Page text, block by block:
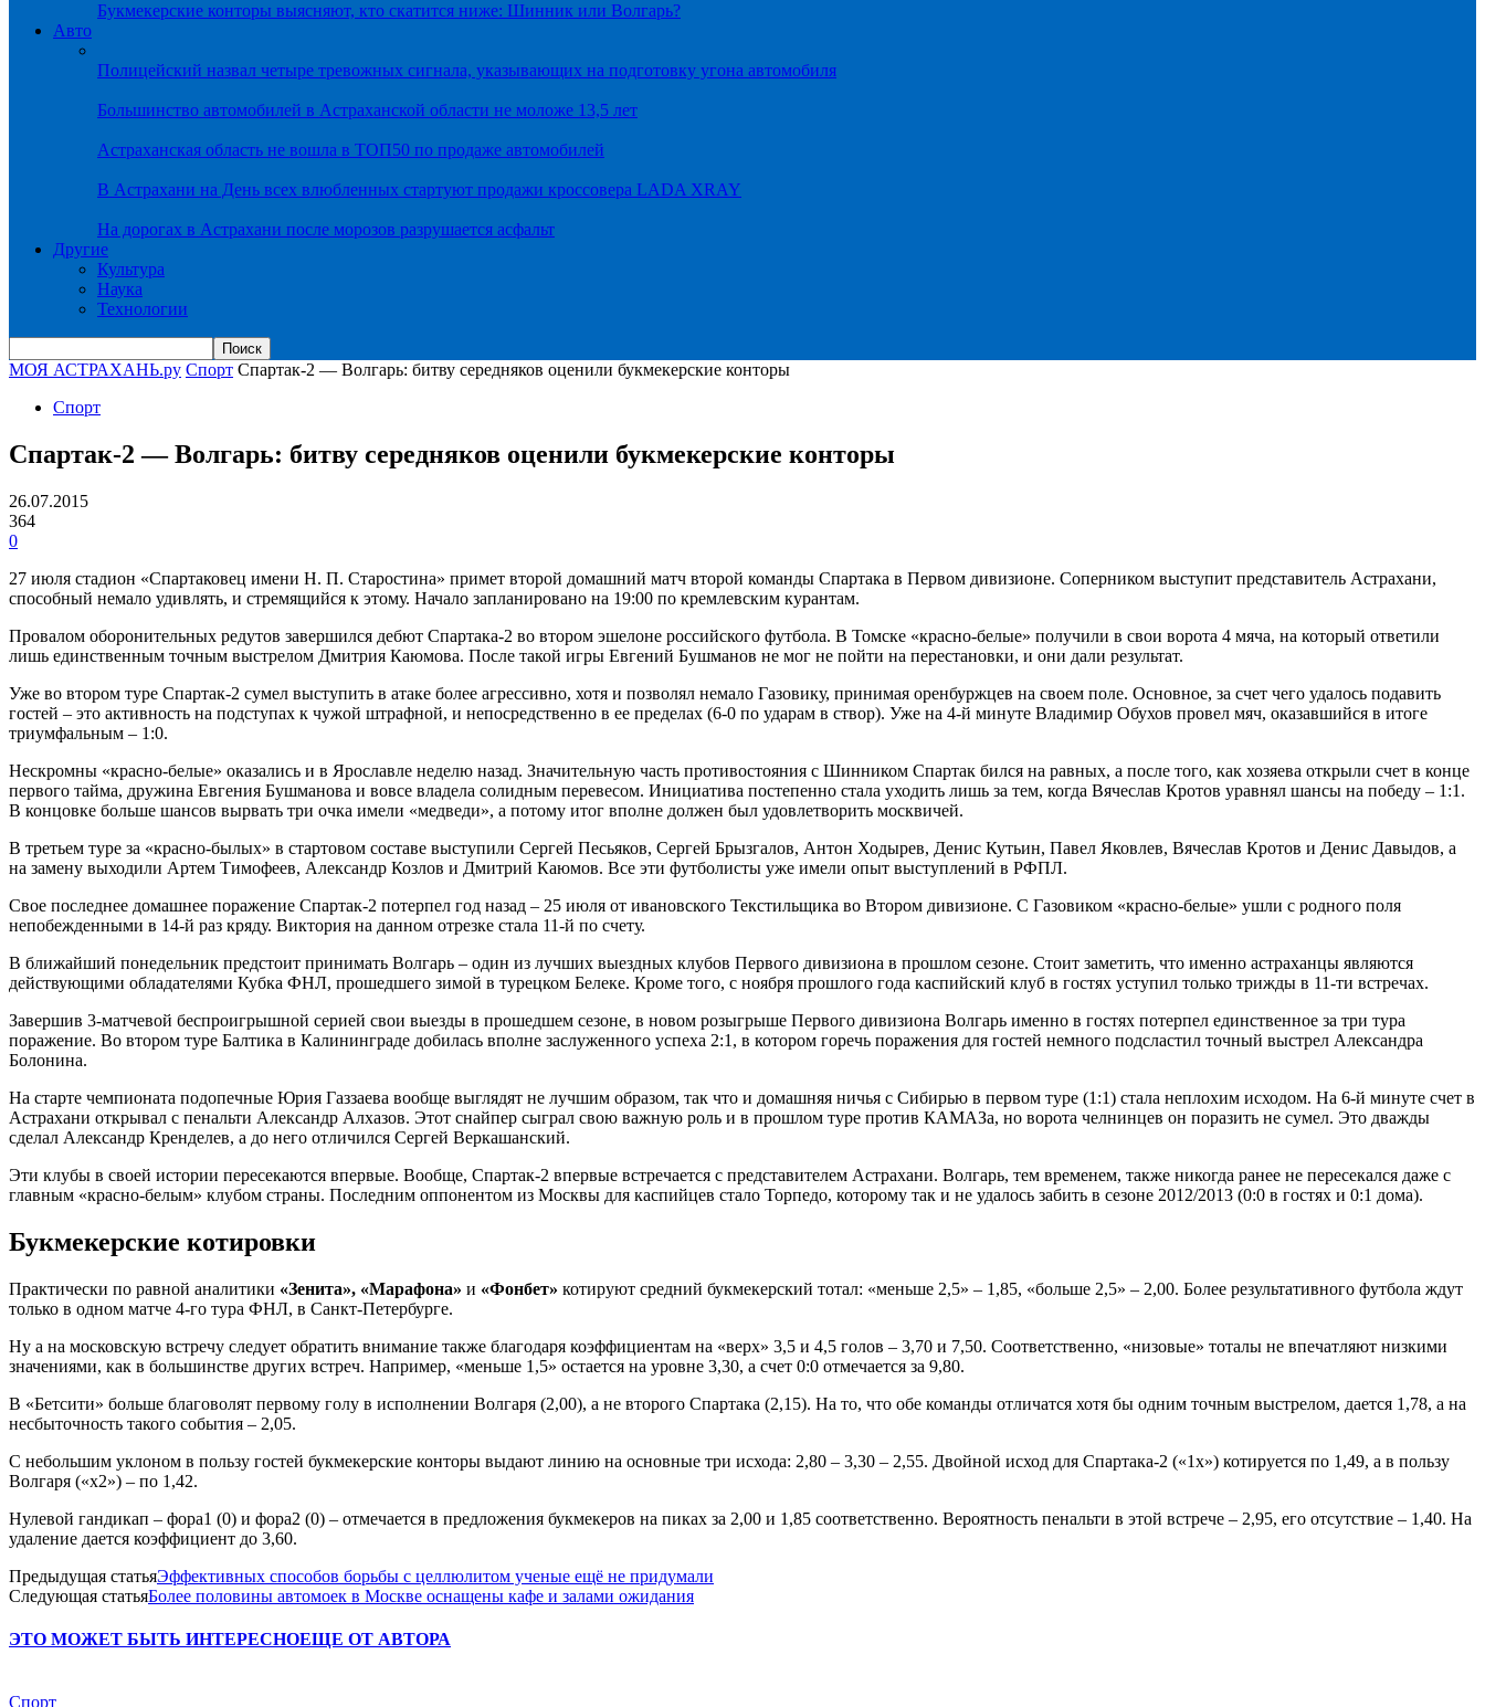
Букмекерские конторы выясняют, кто скатится ниже: Шинник или Волгарь?
Авто
Полицейский назвал четыре тревожных сигнала, указывающих на подготовку угона автомобиля
Большинство автомобилей в Астраханской области не моложе 13,5 лет
Астраханская область не вошла в ТОП50 по продаже автомобилей
В Астрахани на День всех влюбленных стартуют продажи кроссовера LADA XRAY
На дорогах в Астрахани после морозов разрушается асфальт
Другие
Культура
Наука
Технологии
МОЯ АСТРАХАНЬ.ру Спорт Спартак-2 — Волгарь: битву середняков оценили букмекерские конторы
Спорт
Спартак-2 — Волгарь: битву середняков оценили букмекерские конторы
26.07.2015
364
0
27 июля стадион «Спартаковец имени Н. П. Старостина» примет второй домашний матч второй команды Спартака в Первом дивизионе. Соперником выступит представитель Астрахани,
способный немало удивлять, и стремящийся к этому. Начало запланировано на 19:00 по кремлевским курантам.
Провалом оборонительных редутов завершился дебют Спартака-2 во втором эшелоне российского футбола. В Томске «красно-белые» получили в свои ворота 4 мяча, на который ответили
лишь единственным точным выстрелом Дмитрия Каюмова. После такой игры Евгений Бушманов не мог не пойти на перестановки, и они дали результат.
Уже во втором туре Спартак-2 сумел выступить в атаке более агрессивно, хотя и позволял немало Газовику, принимая оренбуржцев на своем поле. Основное, за счет чего удалось подавить
гостей – это активность на подступах к чужой штрафной, и непосредственно в ее пределах (6-0 по ударам в створ). Уже на 4-й минуте Владимир Обухов провел мяч, оказавшийся в итоге
триумфальным – 1:0.
Нескромны «красно-белые» оказались и в Ярославле неделю назад. Значительную часть противостояния с Шинником Спартак бился на равных, а после того, как хозяева открыли счет в конце
первого тайма, дружина Евгения Бушманова и вовсе владела солидным перевесом. Инициатива постепенно стала уходить лишь за тем, когда Вячеслав Кротов уравнял шансы на победу – 1:1.
В концовке больше шансов вырвать три очка имели «медведи», а потому итог вполне должен был удовлетворить москвичей.
В третьем туре за «красно-былых» в стартовом составе выступили Сергей Песьяков, Сергей Брызгалов, Антон Ходырев, Денис Кутьин, Павел Яковлев, Вячеслав Кротов и Денис Давыдов, а
на замену выходили Артем Тимофеев, Александр Козлов и Дмитрий Каюмов. Все эти футболисты уже имели опыт выступлений в РФПЛ.
Свое последнее домашнее поражение Спартак-2 потерпел год назад – 25 июля от ивановского Текстильщика во Втором дивизионе. С Газовиком «красно-белые» ушли с родного поля
непобежденными в 14-й раз кряду. Виктория на данном отрезке стала 11-й по счету.
В ближайший понедельник предстоит принимать Волгарь – один из лучших выездных клубов Первого дивизиона в прошлом сезоне. Стоит заметить, что именно астраханцы являются
действующими обладателями Кубка ФНЛ, прошедшего зимой в турецком Белеке. Кроме того, с ноября прошлого года каспийский клуб в гостях уступил только трижды в 11-ти встречах.
Завершив 3-матчевой беспроигрышной серией свои выезды в прошедшем сезоне, в новом розыгрыше Первого дивизиона Волгарь именно в гостях потерпел единственное за три тура
поражение. Во втором туре Балтика в Калининграде добилась вполне заслуженного успеха 2:1, в котором горечь поражения для гостей немного подсластил точный выстрел Александра
Болонина.
На старте чемпионата подопечные Юрия Газзаева вообще выглядят не лучшим образом, так что и домашняя ничья с Сибирью в первом туре (1:1) стала неплохим исходом. На 6-й минуте счет в
Астрахани открывал с пенальти Александр Алхазов. Этот снайпер сыграл свою важную роль и в прошлом туре против КАМАЗа, но ворота челнинцев он поразить не сумел. Это дважды
сделал Александр Кренделев, а до него отличился Сергей Веркашанский.
Эти клубы в своей истории пересекаются впервые. Вообще, Спартак-2 впервые встречается с представителем Астрахани. Волгарь, тем временем, также никогда ранее не пересекался даже с
главным «красно-белым» клубом страны. Последним оппонентом из Москвы для каспийцев стало Торпедо, которому так и не удалось забить в сезоне 2012/2013 (0:0 в гостях и 0:1 дома).
Букмекерские котировки
Практически по равной аналитики «Зенита», «Марафона» и «Фонбет» котируют средний букмекерский тотал: «меньше 2,5» – 1,85, «больше 2,5» – 2,00. Более результативного футбола ждут
только в одном матче 4-го тура ФНЛ, в Санкт-Петербурге.
Ну а на московскую встречу следует обратить внимание также благодаря коэффициентам на «верх» 3,5 и 4,5 голов – 3,70 и 7,50. Соответственно, «низовые» тоталы не впечатляют низкими
значениями, как в большинстве других встреч. Например, «меньше 1,5» остается на уровне 3,30, а счет 0:0 отмечается за 9,80.
В «Бетсити» больше благоволят первому голу в исполнении Волгаря (2,00), а не второго Спартака (2,15). На то, что обе команды отличатся хотя бы одним точным выстрелом, дается 1,78, а на
несбыточность такого события – 2,05.
С небольшим уклоном в пользу гостей букмекерские конторы выдают линию на основные три исхода: 2,80 – 3,30 – 2,55. Двойной исход для Спартака-2 («1х») котируется по 1,49, а в пользу
Волгаря («х2») – по 1,42.
Нулевой гандикап – фора1 (0) и фора2 (0) – отмечается в предложения букмекеров на пиках за 2,00 и 1,85 соответственно. Вероятность пенальти в этой встрече – 2,95, его отсутствие – 1,40. На
удаление дается коэффициент до 3,60.
Предыдущая статьяЭффективных способов борьбы с целлюлитом ученые ещё не придумали
Следующая статьяБолее половины автомоек в Москве оснащены кафе и залами ожидания
ЭТО МОЖЕТ БЫТЬ ИНТЕРЕСНОЕЩЕ ОТ АВТОРА
Спорт